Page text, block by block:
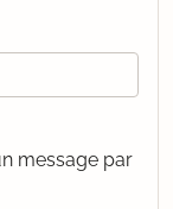
message par